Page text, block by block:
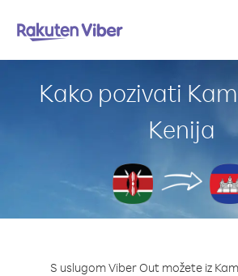
Kako pozivati
Kenija
S uslugom Viber Out možete iz